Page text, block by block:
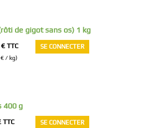
de gigot sans os) 1 kg
TTC
/ kg)
SE CONNECTER
400 g
TTC SE CONNECTER